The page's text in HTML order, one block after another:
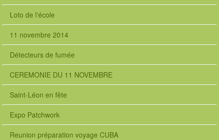
Loto de l'école
11 novembre 2014
Détecteurs de fumée
CEREMONIE DU 11 NOVEMBRE
Saint-Léon en fête
Expo Patchwork
Reunion préparation voyage CUBA